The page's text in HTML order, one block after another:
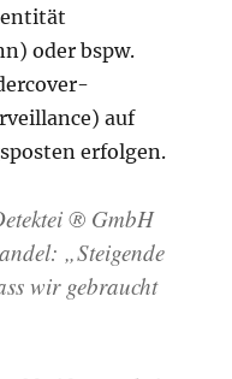
oder bspw.
auf
erfolgen.
® GmbH
„Steigende
wir gebraucht